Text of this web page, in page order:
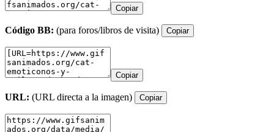
Copiar
Código BB: (para foros/libros de visita) Copiar
Copiar
URL: (URL directa a la imagen) Copiar